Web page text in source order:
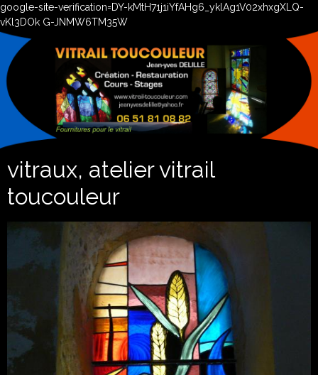
google-site-verification=DY-kMtH71j1iYfAHg6_yklAg1V02xhxgXLQ-
vKl3DOk G-JNMW6TM35W
vitraux, atelier vitrail
toucouleur